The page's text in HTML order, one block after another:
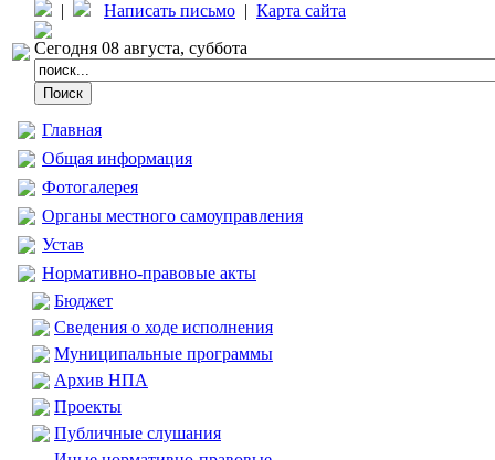
| Написать письмо | Карта сайта
Сегодня 08 августа, суббота
Главная
Общая информация
Фотогалерея
Органы местного самоуправления
Устав
Нормативно-правовые акты
Бюджет
Сведения о ходе исполнения
Муниципальные программы
Архив НПА
Проекты
Публичные слушания